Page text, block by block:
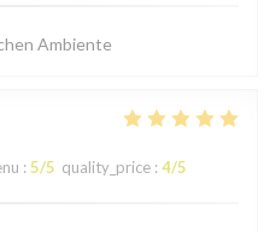
Ambiente
: 5/5 quality_price : 4/5